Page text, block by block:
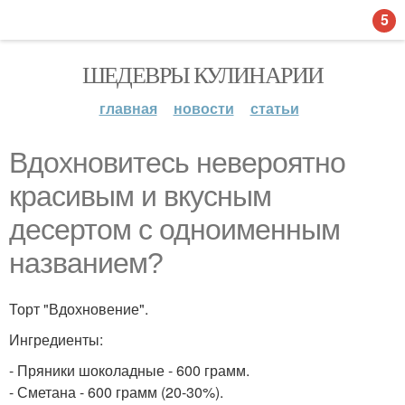
ШЕДЕВРЫ КУЛИНАРИИ
главная новости статьи
Вдохновитесь невероятно
красивым и вкусным
десертом с одноименным
названием?
Торт "Вдохновение".
Ингредиенты:
- Пряники шоколадные - 600 грамм.
- Сметана - 600 грамм (20-30%).
5